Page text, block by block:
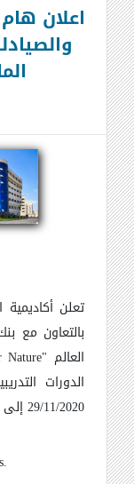
اعلان
تعلن
بالتعاون مع
العالم "Nature
الدورات
29/11/2020 إلى 3/12/2020 بالعناوين التالية: